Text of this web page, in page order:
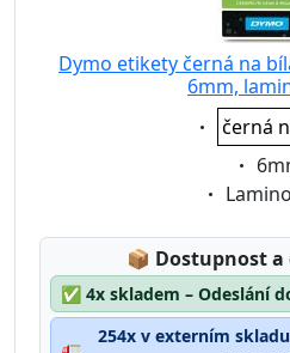
Dymo etikety černá na
6mm,
černá
📦 Lagerstatus:
Dostupnost
✅ 4x skladem – Odeslání
🚛
254x v externím